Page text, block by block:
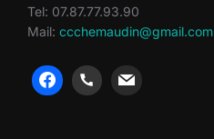
Tel: 07.87.77.93.90
Mail: ccchemaudin@gmail.com